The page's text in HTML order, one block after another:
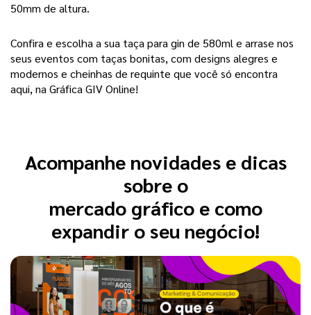
50mm de altura.
Confira e escolha a sua taça para gin de 580ml e arrase nos
seus eventos com taças bonitas, com designs alegres e
modernos e cheinhas de requinte que você só encontra
aqui, na Gráfica GIV Online!
Acompanhe novidades e dicas
sobre o
mercado gráfico e como
expandir o seu negócio!